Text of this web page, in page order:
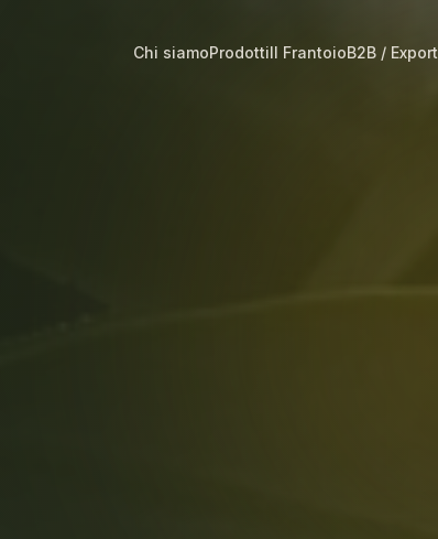
Chi siamoProdottiIl FrantoioB2B / Export